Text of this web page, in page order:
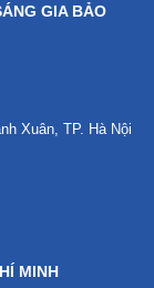
GIA BẢO
Xuân, TP. Hà Nội
MINH